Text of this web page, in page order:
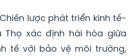
lược phát triển kinh tế-
Thọ xác định hài hòa giữa
tế với bảo vệ môi trường,